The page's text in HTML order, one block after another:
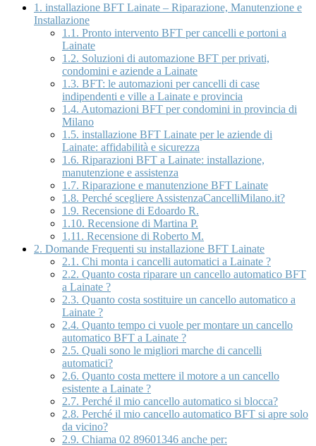
1. installazione BFT Lainate – Riparazione, Manutenzione e
Installazione
1.1. Pronto intervento BFT per cancelli e portoni a
Lainate
1.2. Soluzioni di automazione BFT per privati,
condomini e aziende a Lainate
1.3. BFT: le automazioni per cancelli di case
indipendenti e ville a Lainate e provincia
1.4. Automazioni BFT per condomini in provincia di
Milano
1.5. installazione BFT Lainate per le aziende di
Lainate: affidabilità e sicurezza
1.6. Riparazioni BFT a Lainate: installazione,
manutenzione e assistenza
1.7. Riparazione e manutenzione BFT Lainate
1.8. Perché scegliere AssistenzaCancelliMilano.it?
1.9. Recensione di Edoardo R.
1.10. Recensione di Martina P.
1.11. Recensione di Roberto M.
2. Domande Frequenti su installazione BFT Lainate
2.1. Chi monta i cancelli automatici a Lainate ?
2.2. Quanto costa riparare un cancello automatico BFT
a Lainate ?
2.3. Quanto costa sostituire un cancello automatico a
Lainate ?
2.4. Quanto tempo ci vuole per montare un cancello
automatico BFT a Lainate ?
2.5. Quali sono le migliori marche di cancelli
automatici?
2.6. Quanto costa mettere il motore a un cancello
esistente a Lainate ?
2.7. Perché il mio cancello automatico si blocca?
2.8. Perché il mio cancello automatico BFT si apre solo
da vicino?
2.9. Chiama 02 89601346 anche per: